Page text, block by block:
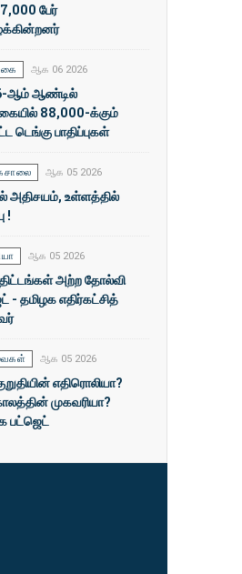
7,000 பேர்
ஆக 06 2026
ஆம் ஆண்டில்
88,000-க்கும்
டெங்கு பாதிப்புகள்
ஆக 05 2026
அதிசயம், உள்ளத்தில்
!
ஆக 05 2026
திட்டங்கள் அற்ற தோல்வி
- தமிழக எதிர்கட்சித்
ஆக 05 2026
எதிரொலியா?
முகவரியா?
பட்ஜெட்